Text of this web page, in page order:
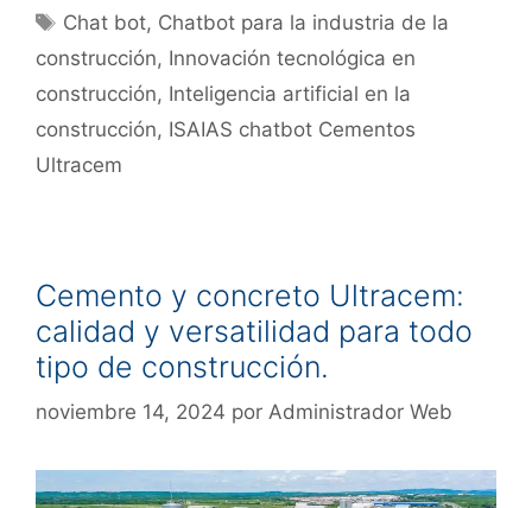
Chat bot, Chatbot para la industria de la
construcción, Innovación tecnológica en
construcción, Inteligencia artificial en la
construcción, ISAIAS chatbot Cementos
Ultracem
Cemento y concreto Ultracem:
calidad y versatilidad para todo
tipo de construcción.
noviembre 14, 2024 por Administrador Web